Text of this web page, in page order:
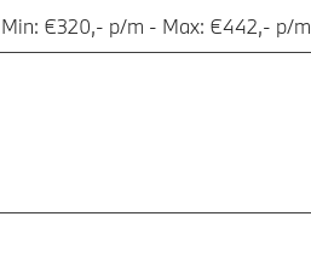
Min: €320,- p/m - Max: €442,- p/m